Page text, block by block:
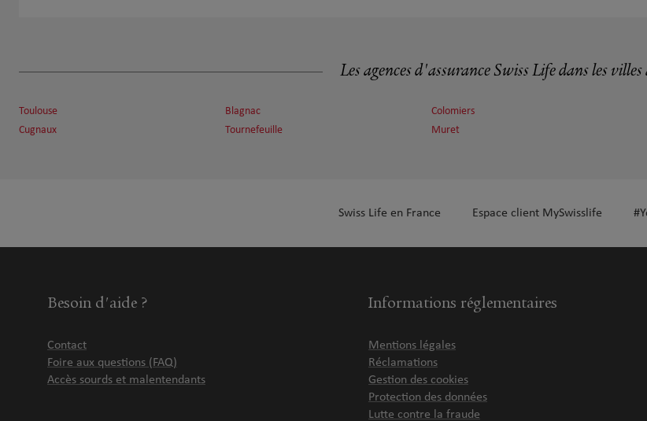
Pascale TONICELLO et François Xavier SOUQUE
8 PICHODOU Kévin
7 Les Demeures d'Ariane
Les agences d'assurance Swiss Life dans les
Toulouse
Cugnaux
Blagnac
Tournefeuille
Colomiers
Muret
Swiss Life en France Espace client MySwisslife
Besoin d'aide ?
Contact
Foire aux questions (FAQ)
Accès sourds et malentendants
Informations réglementaires
Mentions légales
Réclamations
Gestion des cookies
Protection des données
Lutte contre la fraude